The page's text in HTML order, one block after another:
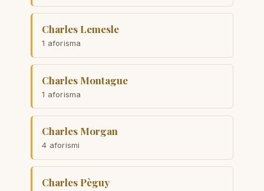
Charles Lemesle
1 aforisma
Charles Montague
1 aforisma
Charles Morgan
4 aforismi
Charles Pèguy